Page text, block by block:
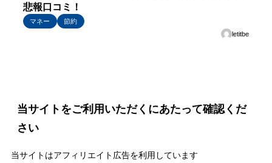
悲報口コミ！
マネー
節約
letitbe
当サイトをご利用いただくにあたって確認くだ
さい
当サイトはアフィリエイト広告を利用しています